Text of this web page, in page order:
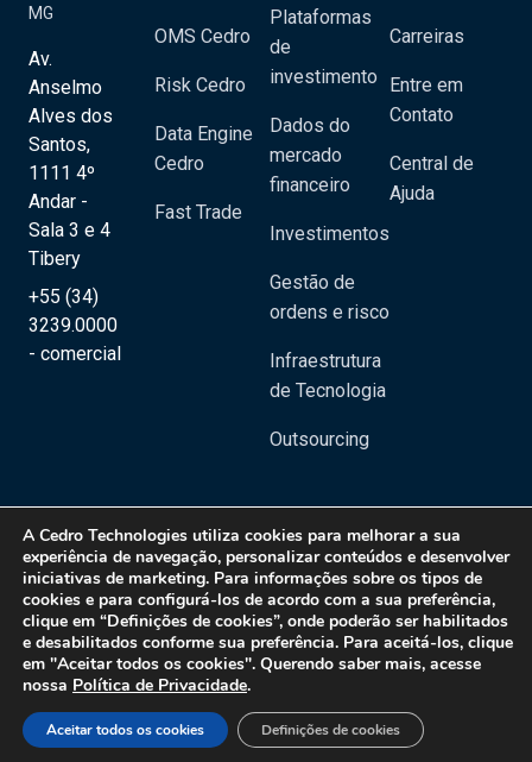
A Cedro Technologies utiliza cookies para melhorar a sua
experiência de navegação, personalizar conteúdos e desenvolver
iniciativas de marketing. Para informações sobre os tipos de
cookies e para configurá-los de acordo com a sua preferência,
clique em “Definições de cookies”, onde poderão ser habilitados
e desabilitados conforme sua preferência. Para aceitá-los, clique
em "Aceitar todos os cookies". Querendo saber mais, acesse
nossa Política de Privacidade.
Aceitar todos os cookies Definições de cookies
MG
Av.
Anselmo
Alves dos
Santos,
1111 4º
Andar -
Sala 3 e 4
Tibery
+55 (34)
3239.0000
- comercial
OMS Cedro
Risk Cedro
Data Engine
Cedro
Fast Trade
Plataformas
de
investimento
Dados do
mercado
financeiro
Investimentos
Gestão de
ordens e risco
Infraestrutura
de Tecnologia
Outsourcing
Carreiras
Entre em
Contato
Central de
Ajuda
Copyright 2020 © Cedro Technologies - Todos os direitos reservados | CNPJ:
20.129.023/0001-08
Política de Privacidade